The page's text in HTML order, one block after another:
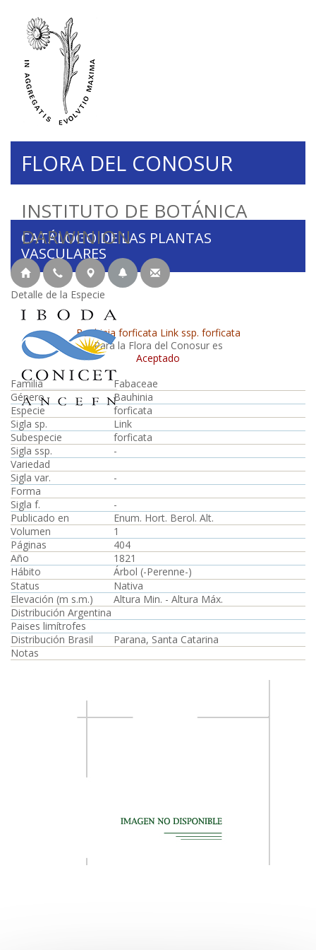
INSTITUTO DE BOTÁNICA
DARWINION
FLORA DEL CONOSUR
CATÁLOGO DE LAS PLANTAS
VASCULARES
Detalle de la Especie
Bauhinia forficata Link ssp. forficata
Para la Flora del Conosur es
Aceptado
Familia
Fabaceae
Género
Bauhinia
Especie
forficata
Sigla sp.
Link
Subespecie
forficata
Sigla ssp.
-
Variedad
Sigla var.
-
Forma
Sigla f.
-
Publicado en
Enum. Hort. Berol. Alt.
Volumen
1
Páginas
404
Año
1821
Hábito
Árbol (-Perenne-)
Status
Nativa
Elevación (m s.m.)
Altura Min. - Altura Máx.
Distribución Argentina
Paises limítrofes
Distribución Brasil
Parana, Santa Catarina
Notas